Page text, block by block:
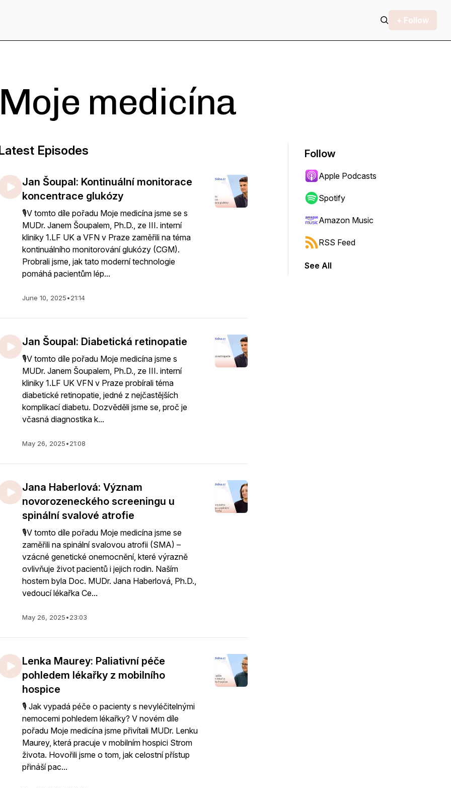
+ Follow
Moje medicína
Episodes
Jan Šoupal: Kontinuální monitorace
koncentrace glukózy
🎙️V tomto díle pořadu Moje medicína jsme se s
MUDr. Janem Šoupalem, Ph.D., ze III. interní
kliniky 1.LF UK a VFN v Praze zaměřili na téma
kontinuálního monitorování glukózy (CGM).
Probrali jsme, jak tato moderní technologie
pomáhá pacientům lép...
June 10, 2025•21:14
Jan Šoupal: Diabetická retinopatie
🎙️V tomto díle pořadu Moje medicína jsme s
MUDr. Janem Šoupalem, Ph.D., ze III. interní
kliniky 1.LF UK VFN v Praze probírali téma
diabetické retinopatie, jedné z nejčastějších
komplikací diabetu. Dozvěděli jsme se, proč je
včasná diagnostika k...
May 26, 2025•21:08
Jana Haberlová: Význam
novorozeneckého screeningu u
spinální svalové atrofie
🎙️V tomto díle pořadu Moje medicína jsme se
zaměřili na spinální svalovou atrofii (SMA) –
vzácné genetické onemocnění, které výrazně
ovlivňuje život pacientů i jejich rodin. Naším
hostem byla Doc. MUDr. Jana Haberlová, Ph.D.,
vedoucí lékařka Ce...
May 26, 2025•23:03
Lenka Maurey: Paliativní péče
pohledem lékařky z mobilního
hospice
🎙️ Jak vypadá péče o pacienty s nevyléčitelnými
nemocemi pohledem lékařky? V novém díle
pořadu Moje medicína jsme přivítali MUDr. Lenku
Maurey, která pracuje v mobilním hospici Strom
života. Hovořili jsme o tom, jak celostní přístup
přináší pac...
Follow
Apple Podcasts
Spotify
Amazon Music
RSS Feed
See All